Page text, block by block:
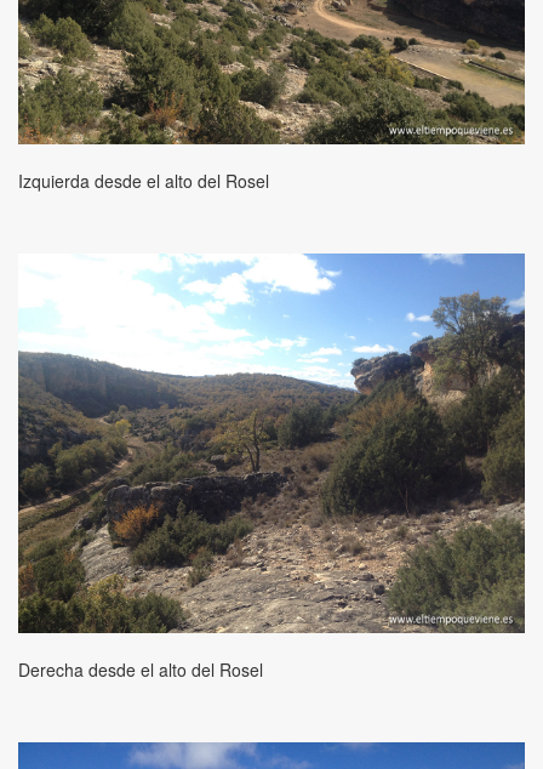
Izquierda desde el alto del Rosel
Derecha desde el alto del Rosel